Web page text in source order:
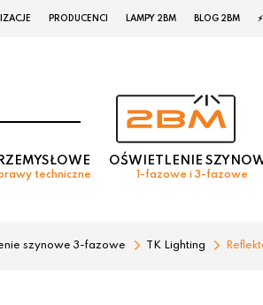
PRODUCENCI LAMPY 2BM BLOG 2BM
techniczne
OŚWIETLENIE
1-fazowe i 3-fazowe
szynowe 3-fazowe TK Lighting